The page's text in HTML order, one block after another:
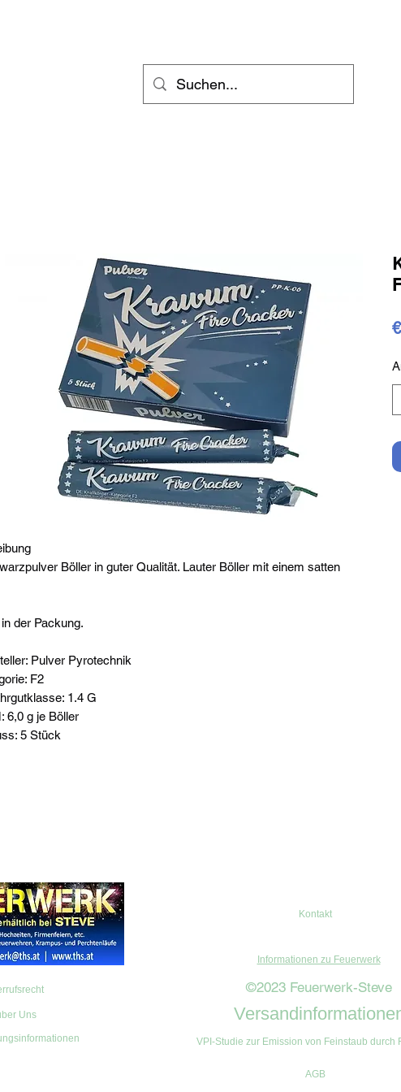
Böller in guter Qualität. Lauter Böller mit einem satten
der Packung.
Pulver Pyrotechnik
F2
1.4 G
6,0 g je Böller
5 Stück
Uns
Kontakt
Informationen zu Feuerwerk
©2023 Feuerwerk-Steve
VPI-Studie zur Emission von Feinstaub durch
AGB